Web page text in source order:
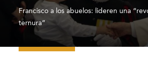
Francisco a los abuelos: lideren una
ternura”